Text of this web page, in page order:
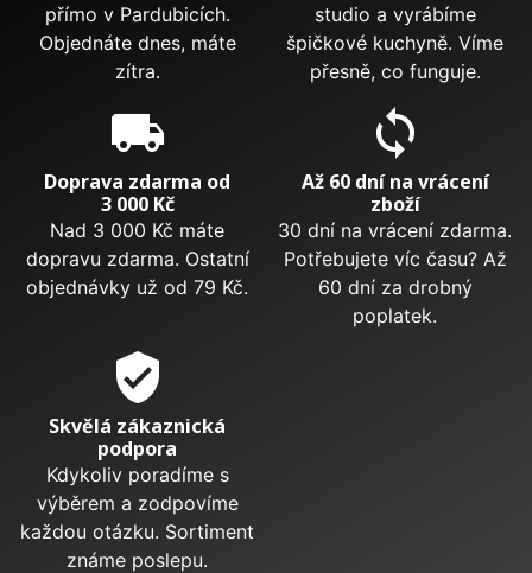
přímo v Pardubicích.
Objednáte dnes, máte
zítra.
studio a vyrábíme
špičkové kuchyně. Víme
přesně, co funguje.
local_shipping
Doprava zdarma od
3 000 Kč
Nad 3 000 Kč máte
dopravu zdarma. Ostatní
objednávky už od 79 Kč.
sync
Až 60 dní na vrácení
zboží
30 dní na vrácení zdarma.
Potřebujete víc času? Až
60 dní za drobný
poplatek.
verified_user
Skvělá zákaznická
podpora
Kdykoliv poradíme s
výběrem a zodpovíme
každou otázku. Sortiment
známe poslepu.